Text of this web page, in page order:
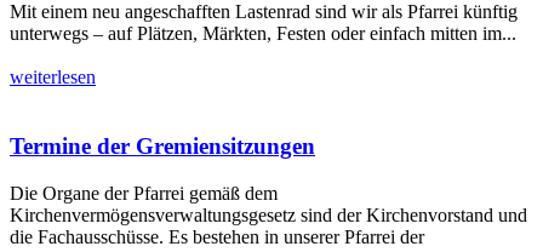
Mit einem neu angeschafften Lastenrad sind wir als Pfarrei künftig
unterwegs – auf Plätzen, Märkten, Festen oder einfach mitten im...
weiterlesen
Termine der Gremiensitzungen
Die Organe der Pfarrei gemäß dem
Kirchenvermögensverwaltungsgesetz sind der Kirchenvorstand und
die Fachausschüsse. Es bestehen in unserer Pfarrei der